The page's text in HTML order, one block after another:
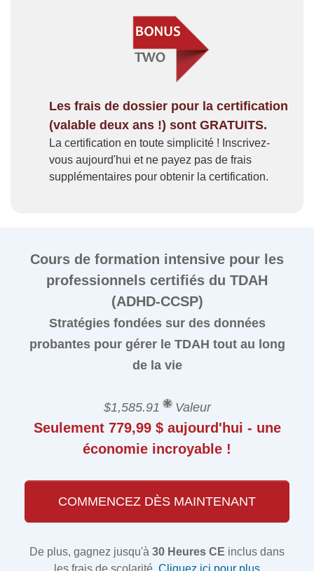
Les frais de dossier pour la certification
(valable deux ans !) sont GRATUITS.
La certification en toute simplicité ! Inscrivez-
vous aujourd'hui et ne payez pas de frais
supplémentaires pour obtenir la certification.
Cours de formation intensive pour les
professionnels certifiés du TDAH
(ADHD-CCSP)
Stratégies fondées sur des données
probantes pour gérer le TDAH tout au long
de la vie
$1,585.91 Valeur
Seulement 779,99 $ aujourd'hui - une
économie incroyable !
COMMENCEZ DÈS MAINTENANT
De plus, gagnez jusqu'à 30 Heures CE inclus dans
les frais de scolarité. Cliquez ici pour plus